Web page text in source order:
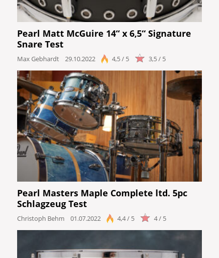
Pearl Matt McGuire 14“ x 6,5“ Signature
Snare Test
Max Gebhardt 29.10.2022 4,5 / 5 3,5 / 5
Pearl Masters Maple Complete ltd. 5pc
Schlagzeug Test
Christoph Behm 01.07.2022 4,4 / 5 4 / 5